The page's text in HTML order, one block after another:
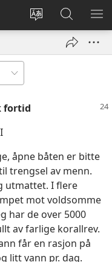
Endre
Logg
inn
vindu)
Søk
på
JW.ORG
VIS
fortid
åpne båten er bitte
trengsel av menn.
utmattet. I flere
mot voldsomme
har de over 5000
av farlige korallrev.
får en rasjon på
litt vann pr. dag.